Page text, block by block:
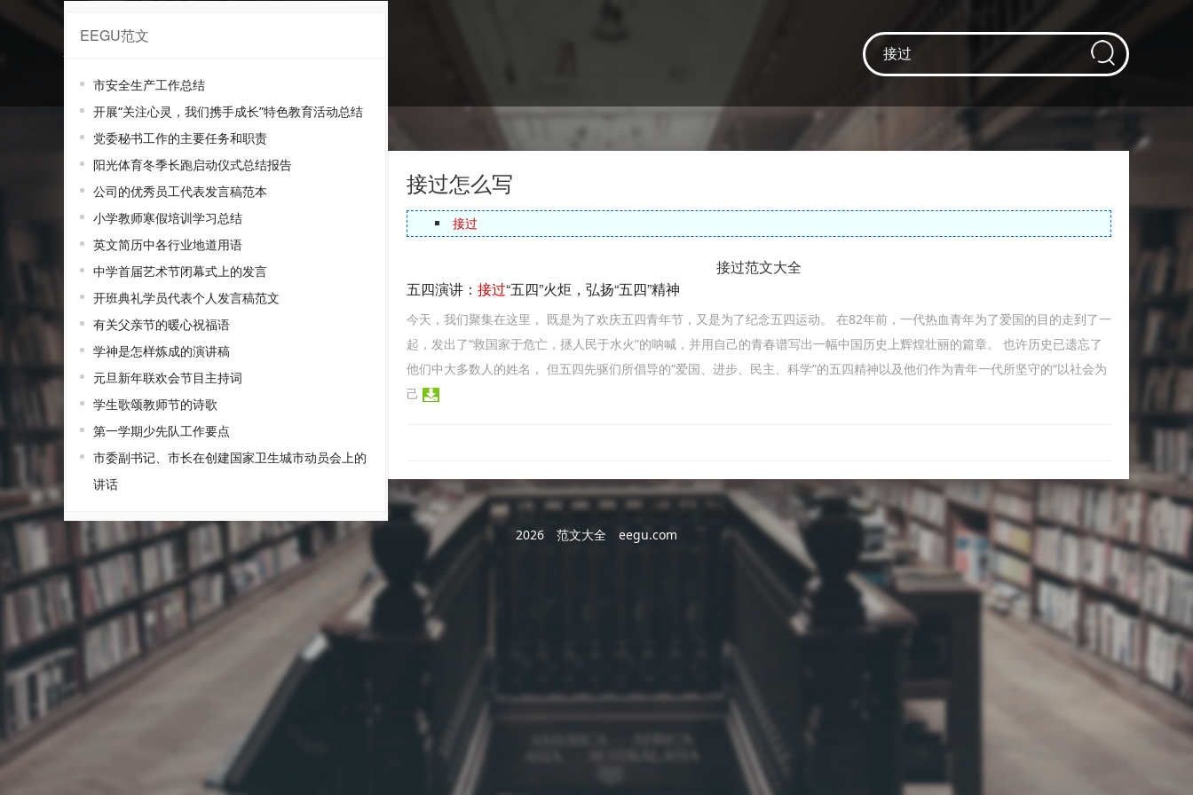
接过范文
EEGU范文
市安全生产工作总结
开展“关注心灵，我们携手成长”特色教育活动总结
党委秘书工作的主要任务和职责
阳光体育冬季长跑启动仪式总结报告
公司的优秀员工代表发言稿范本
小学教师寒假培训学习总结
英文简历中各行业地道用语
中学首届艺术节闭幕式上的发言
开班典礼学员代表个人发言稿范文
有关父亲节的暖心祝福语
学神是怎样炼成的演讲稿
元旦新年联欢会节目主持词
学生歌颂教师节的诗歌
第一学期少先队工作要点
市委副书记、市长在创建国家卫生城市动员会上的
讲话
接过怎么写
接过
接过范文大全
五四演讲： 接过“五四”火炬，弘扬“五四”精神
今天，我们聚集在这里， 既是为了欢庆五四青年节，又是为了纪念五四运动。 在82年前，一代热血青年为了爱国的目的走到了一
起，发出了“救国家于危亡，拯人民于水火”的呐喊，并用自己的青春谱写出一幅中国历史上辉煌壮丽的篇章。 也许历史已遗忘了
他们中大多数人的姓名， 但五四先驱们所倡导的“爱国、进步、民主、科学”的五四精神以及他们作为青年一代所坚守的“以社会为
己
2026 范文大全 eegu.com